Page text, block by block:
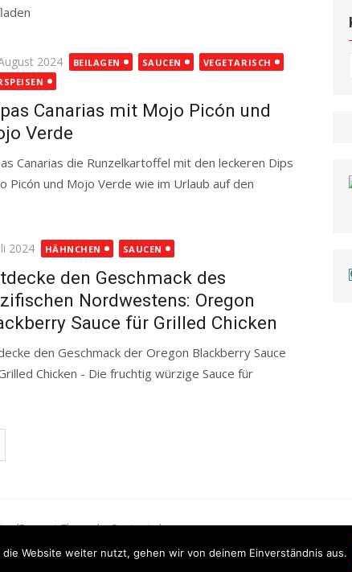
2024 BEILAGEN SAUCEN
VEGETARISCH
Canarias mit Mojo Picón und
Verde
Canarias die Runzelkartoffel mit den leckeren Dips
Picón und Mojo Verde wie im Urlaub auf den
2024 HÄHNCHEN SAUCEN
den Geschmack des
Nordwestens: Oregon
Sauce für Grilled Chicken
den Geschmack der Oregon Blackberry Sauce
Chicken - Die fruchtig würzige Sauce für
/ Theme by Design Lab
Website weiter nutzt, gehen wir von deinem Einverständnis aus.